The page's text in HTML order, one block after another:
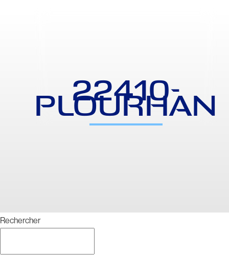
22410-
PLOURHAN
Rechercher